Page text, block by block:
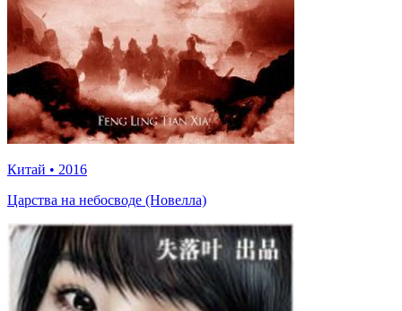
Китай • 2016
Царства на небосводе (Новелла)